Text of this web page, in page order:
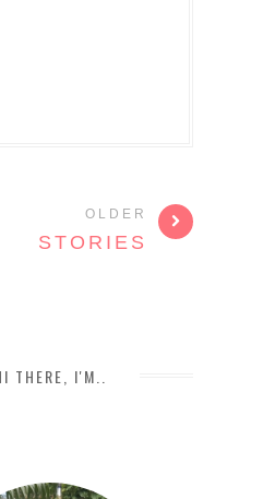
OLDER
STORIES
THERE, I'M..